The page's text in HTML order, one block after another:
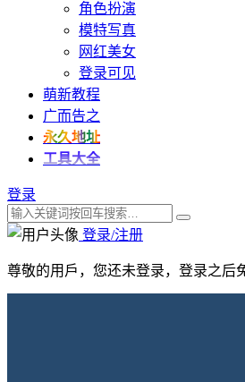
角色扮演
模特写真
网红美女
登录可见
萌新教程
广而告之
永久地址
工具大全
登录
登录/注册
尊敬的用戶，您还未登录，登录之后